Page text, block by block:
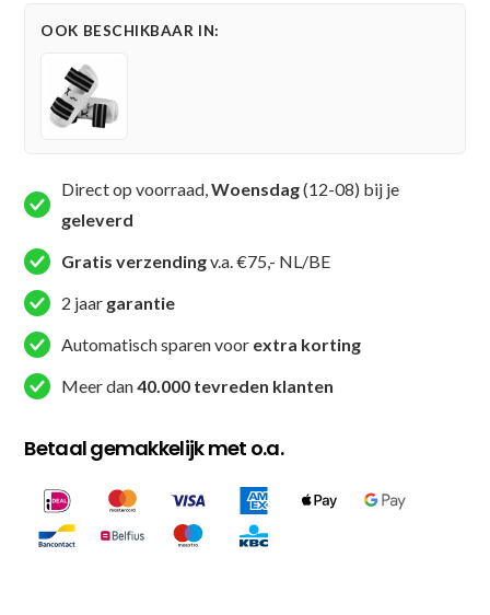
OOK BESCHIKBAAR IN:
Direct op voorraad,Woensdag(12-08) bij je
geleverd
Gratis verzendingv.a. €75,- NL/BE
2 jaar garantie
Automatisch sparen voor extra korting
Meer dan40.000 tevreden klanten
Betaal gemakkelijk met o.a.